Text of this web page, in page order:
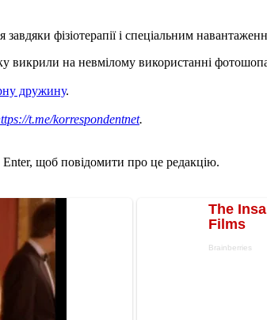
фізіотерапії і спеціальним
викрили на невмілому використанні
дружину.
t.me/korrespondentnet.
Enter, щоб повідомити про це редакцію.